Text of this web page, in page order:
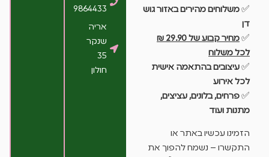
9864433
אריה
שנקר
35
חולון
✅משלוחים מהירים באזור גוש
דן
✅
מחיר קבוע של 29.90 ₪
לכל משלוח
✅עיצובים בהתאמה אישית
לכל אירוע
✅פרחים, בלונים, עציצים,
מתנות ועוד
הזמינו עכשיו באתר או
התקשרו – נשמח להפוך את